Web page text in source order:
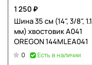
1 250 ₽
Шина 35 см (14", 3/8", 1.1
мм) хвостовик А041
OREGON 144MLEA041
0 Есть в наличии